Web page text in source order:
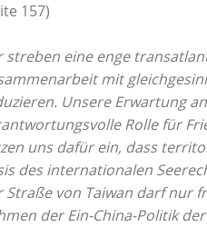
157)
streben eine enge
mit
Unsere Erwartung
Rolle für
uns dafür ein, dass
des internationalen
Straße von Taiwan darf nur
der Ein-China-Politik